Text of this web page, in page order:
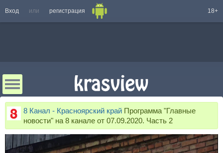
Вход или регистрация 18+
8 Канал - Красноярский край Программа "Главные
новости" на 8 канале от 07.09.2020. Часть 2